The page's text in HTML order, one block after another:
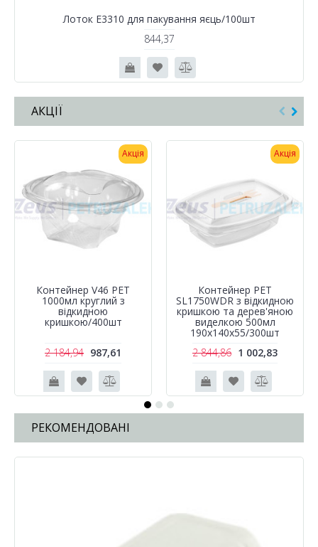
Лоток Е3310 для пакування яєць/100шт
844,37
АКЦІЇ
Акція
Контейнер V46 PET
1000мл круглий з
відкидною
кришкою/400шт
2 184,94 987,61
Акція
Контейнер РЕТ
SL1750WDR з відкидною
кришкою та дерев'яною
виделкою 500мл
190х140х55/300шт
2 844,86 1 002,83
РЕКОМЕНДОВАНІ